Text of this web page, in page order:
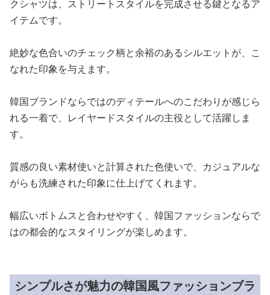
クシャツは、ストリートスタイルを完成させる鍵となるア
イテムです。
絶妙な色合いのチェック柄と余裕のあるシルエットが、こ
なれた印象を与えます。
韓国ブランドならではのディテールへのこだわりが感じら
れる一着で、レイヤードスタイルの主役として活躍しま
す。
質感の良い素材使いと計算された色使いで、カジュアルな
がらも洗練された印象に仕上げてくれます。
幅広いボトムスと合わせやすく、韓国ファッションならで
はの都会的なスタイリングが楽しめます。
シンプルさが魅力の韓国風ファッションブラ